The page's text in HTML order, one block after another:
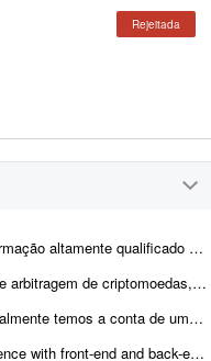
Rejeitada
duração de uma semana. Espera-se execução ...
soluções internacionais do mercado, po...
com loja própria, Mercado Livre,...
bugs and make small improvements - Good commu...